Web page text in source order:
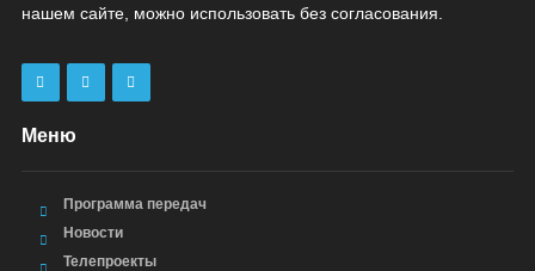
нашем сайте, можно использовать без согласования.
Меню
Программа передач
Новости
Телепроекты